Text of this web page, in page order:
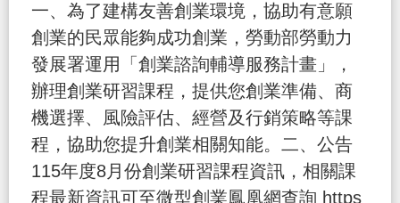
告
檢
舉
貪
瀆
交
一、為了建構友善創業環境，協助有意願
創業的民眾能夠成功創業，勞動部勞動力
發展署運用「創業諮詢輔導服務計畫」，
辦理創業研習課程，提供您創業準備、商
機選擇、風險評估、經營及行銷策略等課
程，協助您提升創業相關知能。二、公告
115年度8月份創業研習課程資訊，相關課
程最新資訊可至微型創業鳳凰網查詢 https